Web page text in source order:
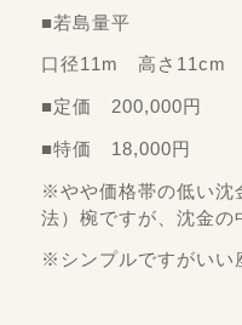
■若島量平
口径11m 高さ11cm
■定価 200,000円
■特価 18,000円
※やや価格帯の低い沈
法）椀ですが、沈金の
※シンプルですがいい